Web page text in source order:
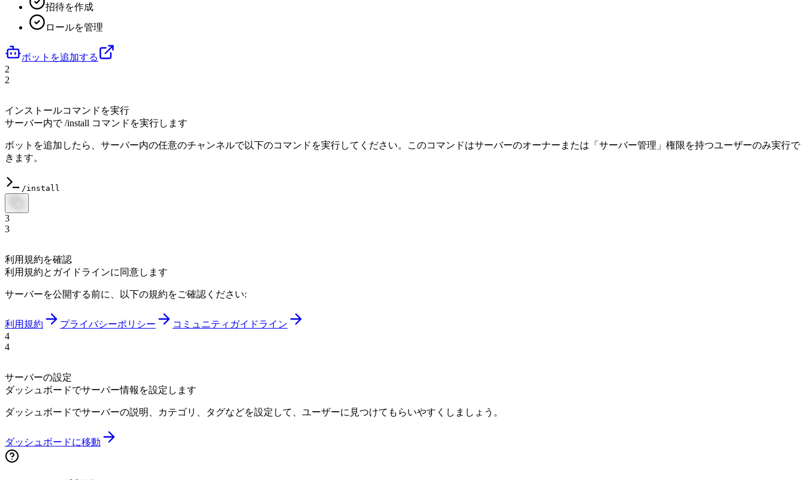
招待を作成
ロールを管理
ボットを追加する
2
2
インストールコマンドを実行
サーバー内で /install コマンドを実行します
ボットを追加したら、サーバー内の任意のチャンネルで以下のコマンドを実行してください。このコマンドはサーバーのオーナーまたは「サーバー管理」権限を持つユーザーのみ実行で
きます。
/install
3
3
利用規約を確認
利用規約とガイドラインに同意します
サーバーを公開する前に、以下の規約をご確認ください:
利用規約 プライバシーポリシー
コミュニティガイドライン
4
4
サーバーの設定
ダッシュボードでサーバー情報を設定します
ダッシュボードでサーバーの説明、カテゴリ、タグなどを設定して、ユーザーに見つけてもらいやすくしましょう。
ダッシュボードに移動